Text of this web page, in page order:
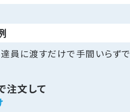
員に渡すだけで手間いらずで
注文して